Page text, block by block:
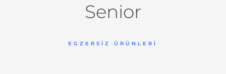
Senior
EGZERSIZ ÜRÜNLERI